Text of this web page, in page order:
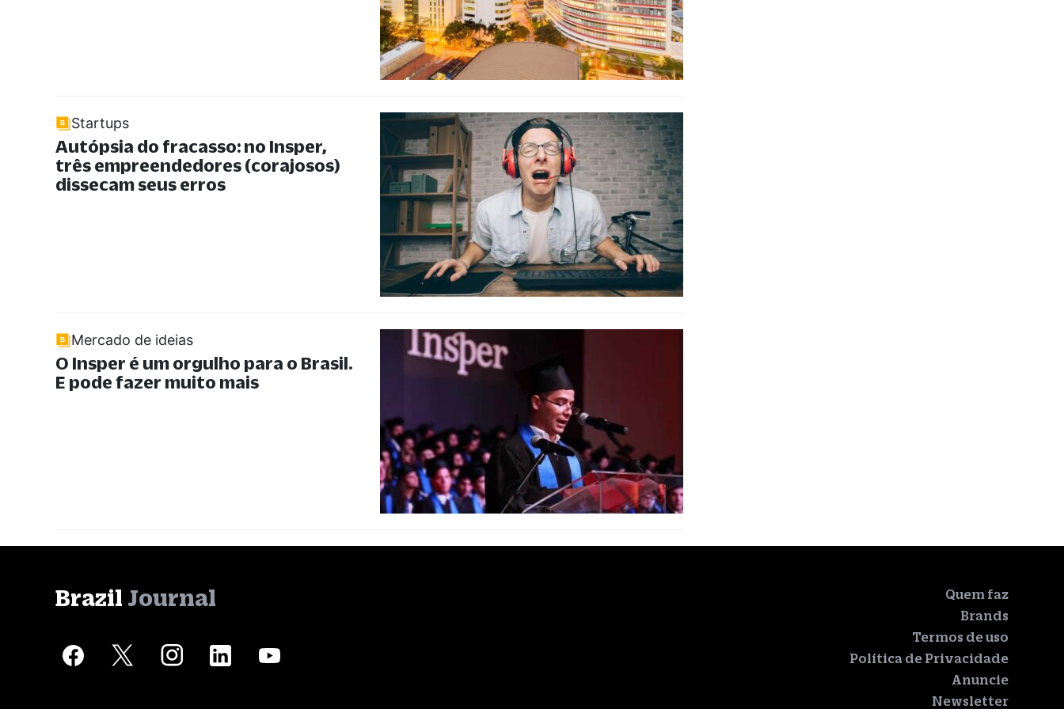
Startups
Autópsia do fracasso: no Insper,
três empreendedores (corajosos)
dissecam seus erros
Mercado de ideias
O Insper é um orgulho para o Brasil.
E pode fazer muito mais
Brazil Journal
Quem faz
Brands
Termos de uso
Política de Privacidade
Anuncie
Newsletter